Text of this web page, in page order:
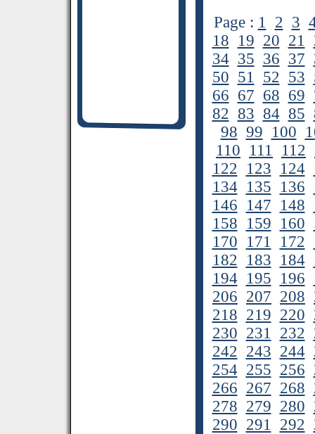
Page : 1 2 3
18 19 20 21
34 35 36 37
50 51 52 53
66 67 68 69
82 83 84 85
98 99 100
110 111 112
122 123 124
134 135 136
146 147 148
158 159 160
170 171 172
182 183 184
194 195 196
206 207 208
218 219 220
230 231 232
242 243 244
254 255 256
266 267 268
278 279 280
290 291 292